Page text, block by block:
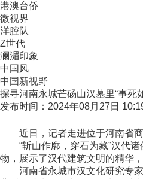
港澳台侨
微视界
洋腔队
Z世代
澜湄印象
中国风
中国新视野
探寻河南永城芒砀山汉墓里“事死
发布时间：2024年08月27日
近日，记者走进位于河南省商
“斩山作廓，穿石为藏”汉代诸
物，展示了汉代建筑文明的精华
河南省永城市汉文化研究专家